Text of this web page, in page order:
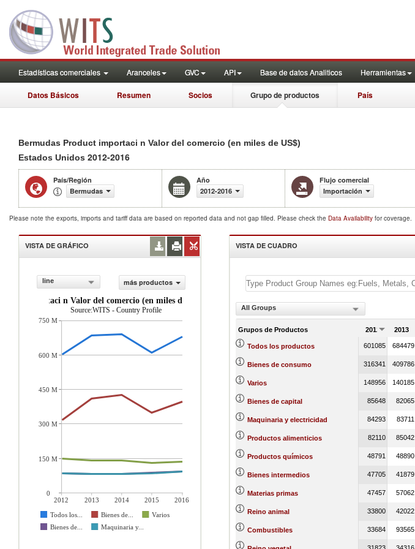
Estadísticas comerciales Aranceles GVC API Base de datos Analiticos Herramientas
Datos Básicos Resumen Socios Grupo de productos País
Bermudas Product importaci n Valor del comercio (en miles de US$)
Estados Unidos 2012-2016
País/Región
Bermudas
Año
2012-2016
Flujo comercial
Importación
Please note the exports, imports and tariff data are based on reported data and not gap filled. Please check the Data Availability for coverage.
VISTA DE GRÁFICO
line
más productos
importaci n Valor del comercio (en miles de US$)
Source:WITS - Country Profile
2012 2013 2014 2015
2016
Todos los...
Bienes de...
Varios
Bienes de...
Maquinaria y...
750 M
600 M
450 M
300 M
150 M
0
VISTA DE CUADRO
All Groups
Grupos de Productos 2012 2013
Todos los productos 601085 684479
Bienes de consumo 316341 409786
Varios 148956 140185
Bienes de capital 85648 82065
Maquinaria y electricidad 84293 83711
Productos alimenticios 82110 85042
Productos químicos 48791 48890
Bienes intermedios 47705 41879
Materias primas 47457 57062
Reino animal 33800 42022
Combustibles 33684 93565
31823 34316